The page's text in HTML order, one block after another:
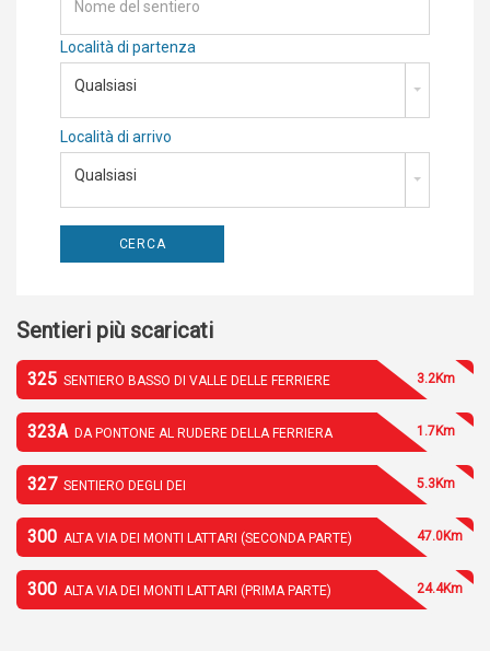
Località di partenza
Qualsiasi
Località di arrivo
Qualsiasi
Sentieri più scaricati
325 SENTIERO BASSO DI VALLE DELLE FERRIERE 3.2Km
323A DA PONTONE AL RUDERE DELLA FERRIERA 1.7Km
327 SENTIERO DEGLI DEI 5.3Km
300 ALTA VIA DEI MONTI LATTARI (SECONDA PARTE) 47.0Km
300 ALTA VIA DEI MONTI LATTARI (PRIMA PARTE) 24.4Km